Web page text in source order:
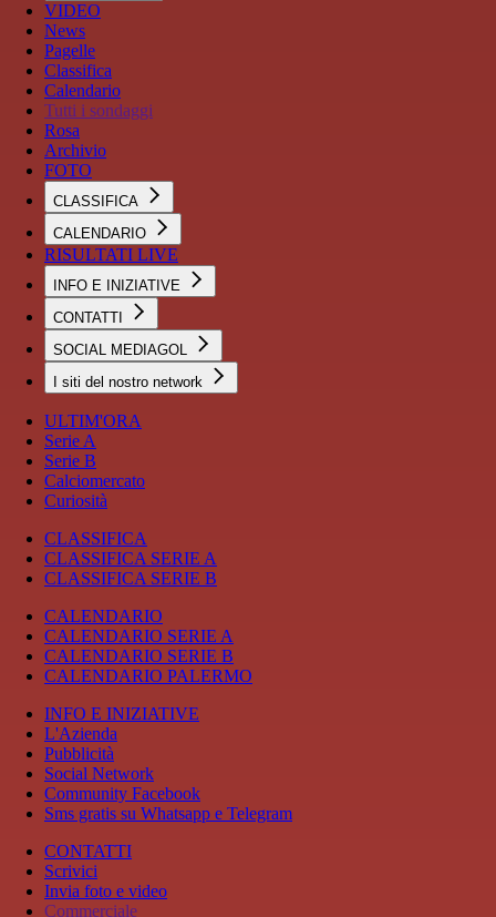
VIDEO
News
Pagelle
Classifica
Calendario
Tutti i sondaggi
Rosa
Archivio
FOTO
CLASSIFICA
CALENDARIO
RISULTATI LIVE
INFO E INIZIATIVE
CONTATTI
SOCIAL MEDIAGOL
I siti del nostro network
ULTIM'ORA
Serie A
Serie B
Calciomercato
Curiosità
CLASSIFICA
CLASSIFICA SERIE A
CLASSIFICA SERIE B
CALENDARIO
CALENDARIO SERIE A
CALENDARIO SERIE B
CALENDARIO PALERMO
INFO E INIZIATIVE
L'Azienda
Pubblicità
Social Network
Community Facebook
Sms gratis su Whatsapp e Telegram
CONTATTI
Scrivici
Invia foto e video
Commerciale